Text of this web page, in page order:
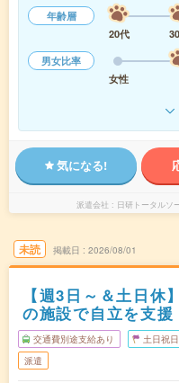
年齢層
20代
男女比率
女性
気になる!
派遣会社 日研トータルソ
未読 掲載日 2026/08/01
【週3日～＆土日休
の施設で自立を支援
交通費別途支給あり 土日祝
派遣